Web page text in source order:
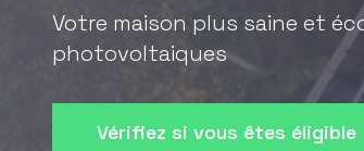
Votre maison plus saine et
photovoltaiques
Vérifiez si vous êtes éligible